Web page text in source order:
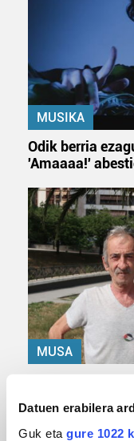
Datuen erabilera
Guk eta gure 1022
MUSIKA
Odik berria
'Amaaaa!'
MUSA